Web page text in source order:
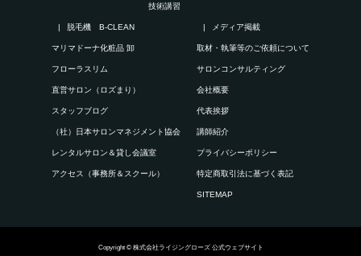
技術講習
脱毛機 B-CLEAN
マリマドーナ化粧品 卸
フローラスリム
直営サロン（ロズまり）
スタッフブログ
（社）日本サロンマネジメント協会
レンタルサロン＆貸し会議室
アクセス（事務所＆スクール）
メディア掲載
取材・執筆等のご依頼について
サロンコンサルティング
会社概要
代表挨拶
講師紹介
プライバシーポリシー
特定商取引法に基づく表記
SITEMAP
Copyright © 株式会社ライジングローズ 公式ウェブサイト